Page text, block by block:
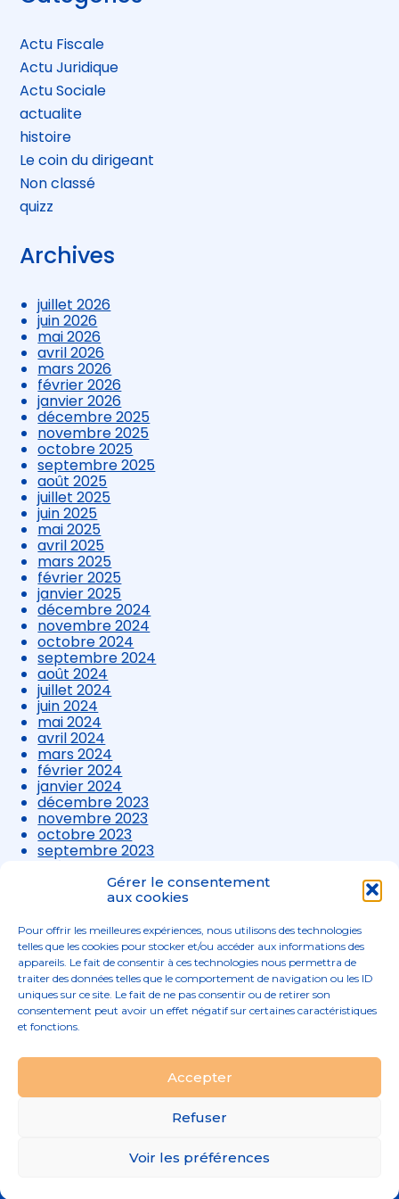
Gérer le consentement
aux cookies
Pour offrir les meilleures expériences, nous utilisons des technologies
telles que les cookies pour stocker et/ou accéder aux informations des
appareils. Le fait de consentir à ces technologies nous permettra de
traiter des données telles que le comportement de navigation ou les ID
uniques sur ce site. Le fait de ne pas consentir ou de retirer son
consentement peut avoir un effet négatif sur certaines caractéristiques
et fonctions.
Accepter
Refuser
Voir les préférences
sidebar
Actu Fiscale
Actu Juridique
Actu Sociale
actualite
histoire
Le coin du dirigeant
Non classé
quizz
Archives
juillet 2026
juin 2026
mai 2026
avril 2026
mars 2026
février 2026
janvier 2026
décembre 2025
novembre 2025
octobre 2025
septembre 2025
août 2025
juillet 2025
juin 2025
mai 2025
avril 2025
mars 2025
février 2025
janvier 2025
décembre 2024
novembre 2024
octobre 2024
septembre 2024
août 2024
juillet 2024
juin 2024
mai 2024
avril 2024
mars 2024
février 2024
janvier 2024
décembre 2023
novembre 2023
octobre 2023
septembre 2023
août 2023
juillet 2023
avril 2023
mars 2023
Principale
02 96 52 68 68
MENTIONS LÉGALES
PLAN DU SITE